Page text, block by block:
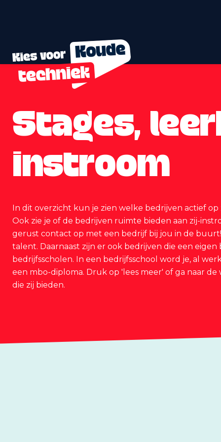
Stages,
instroom
In dit overzicht kun je zien welke bedrijven actief
Ook zie je of de bedrijven ruimte bieden aan zij-
gerust contact op met een bedrijf bij jou in de
talent. Daarnaast zijn er ook bedrijven die een
bedrijfsscholen. In een bedrijfsschool word je, al
een mbo-diploma. Druk op 'lees meer' of ga naar
die zij bieden.